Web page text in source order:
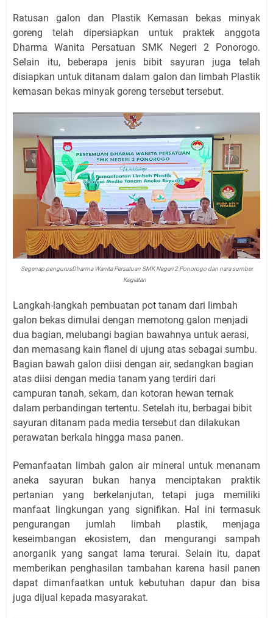
Ratusan galon dan Plastik Kemasan bekas minyak
goreng telah dipersiapkan untuk praktek anggota
Dharma Wanita Persatuan SMK Negeri 2 Ponorogo.
Selain itu, beberapa jenis bibit sayuran juga telah
disiapkan untuk ditanam dalam galon dan limbah Plastik
kemasan bekas minyak goreng tersebut tersebut.
Segenap pengurusDharma Wanita Persatuan SMK Negeri 2 Ponorogo dan nara sumber
Kegiatan
Langkah-langkah pembuatan pot tanam dari limbah
galon bekas dimulai dengan memotong galon menjadi
dua bagian, melubangi bagian bawahnya untuk aerasi,
dan memasang kain flanel di ujung atas sebagai sumbu.
Bagian bawah galon diisi dengan air, sedangkan bagian
atas diisi dengan media tanam yang terdiri dari
campuran tanah, sekam, dan kotoran hewan ternak
dalam perbandingan tertentu. Setelah itu, berbagai bibit
sayuran ditanam pada media tersebut dan dilakukan
perawatan berkala hingga masa panen.
Pemanfaatan limbah galon air mineral untuk menanam
aneka sayuran bukan hanya menciptakan praktik
pertanian yang berkelanjutan, tetapi juga memiliki
manfaat lingkungan yang signifikan. Hal ini termasuk
pengurangan jumlah limbah plastik, menjaga
keseimbangan ekosistem, dan mengurangi sampah
anorganik yang sangat lama terurai. Selain itu, dapat
memberikan penghasilan tambahan karena hasil panen
dapat dimanfaatkan untuk kebutuhan dapur dan bisa
juga dijual kepada masyarakat.